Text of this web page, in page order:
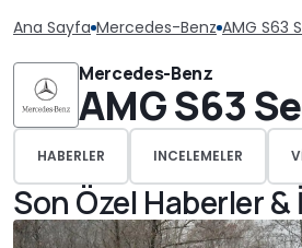
Ana Sayfa Mercedes-Benz AMG S63
Mercedes-Benz
AMG S63
HABERLER INCELEMELER
Son Özel Haberler